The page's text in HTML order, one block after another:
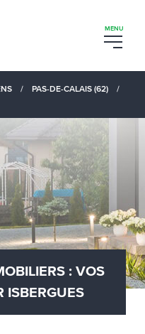
/ PAS-DE-CALAIS (62)
/
: VOS
ISBERGUES